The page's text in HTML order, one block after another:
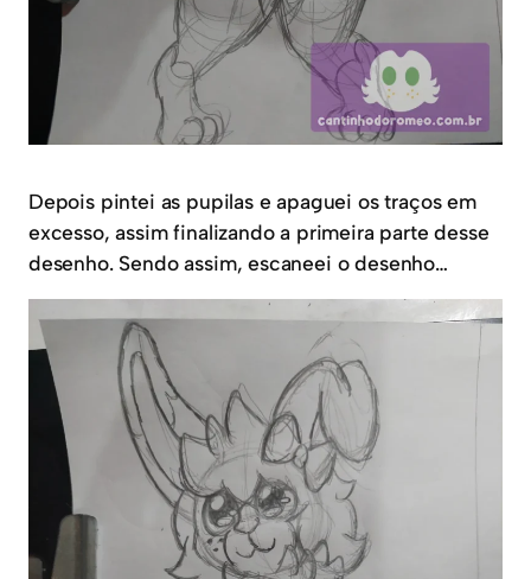
Depois pintei as pupilas e apaguei os traços em
excesso, assim finalizando a primeira parte desse
desenho. Sendo assim, escaneei o desenho…